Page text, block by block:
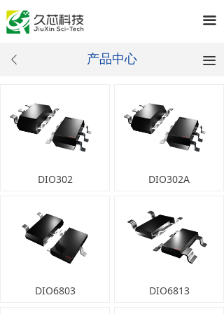
끀
ꄴ 产品中心 끀
DIO302 DIO302A
DIO6803 DIO6813